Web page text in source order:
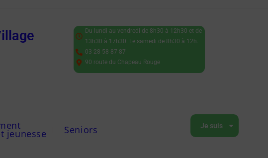
Du lundi au vendredi de 8h30 à 12h30 et de
13h30 à 17h30. Le samedi de 8h30 à 12h.
03 28 58 87 87
90 route du Chapeau Rouge
jeunesse Seniors Je suis